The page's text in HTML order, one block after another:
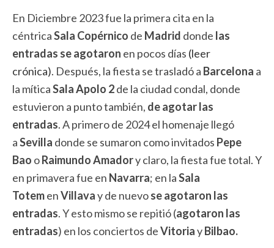
En Diciembre 2023 fue la primera cita en la
céntricaSala Copérnico de Madrid donde las
entradas se agotaron en pocos días (leer
crónica). Después, la fiesta se trasladó a Barcelona a
la míticaSala Apolo 2de la ciudad condal, donde
estuvieron a puntotambién, de agotar las
entradas. A primero de 2024 el homenaje llegó
aSevilla donde se sumaron como invitados Pepe
Bao oRaimundo Amadory claro, la fiesta fue total. Y
en primavera fue en Navarra; en laSala
TotemenVillavay de nuevose agotaron las
entradas. Y esto mismo se repitió (agotaron las
entradas) en los conciertos deVitoriayBilbao.